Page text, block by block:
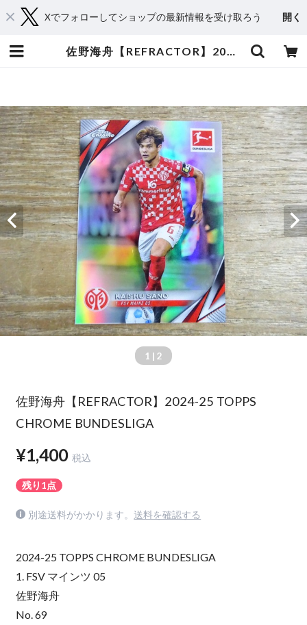
Xでフォローしてショップの最新情報を受け取ろう 開く
佐野海舟【REFRACTOR】2024-25 TOPPS CHROME BUNDESLIGA | スポーツカードミントC&K本厚木店－オンラインショップ
1 | 2
佐野海舟【REFRACTOR】2024-25 TOPPS
CHROME BUNDESLIGA
¥1,400 税込
残り1点
別途送料がかかります。 送料を確認する
2024-25 TOPPS CHROME BUNDESLIGA
1. FSV マインツ 05
佐野海舟
No. 69